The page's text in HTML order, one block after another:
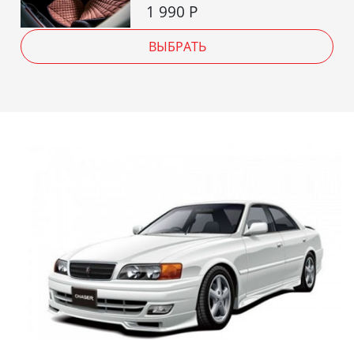
1 990 Р
ВЫБРАТЬ